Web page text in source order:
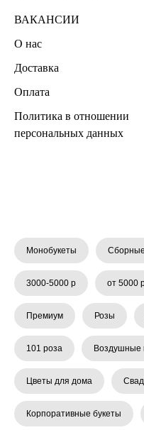
ВАКАНСИИ
О нас
Доставка
Оплата
Политика в отношении
персональных данных
Монобукеты
3000-5000 р от 5000
Премиум Розы
101 роза
Цветы для дома
Корпоративные букеты